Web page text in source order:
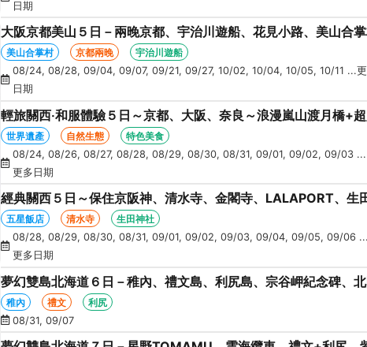
日期
大阪京都美山５日－兩晚京都、宇治川遊船、花見小路、美山合
月橋、奈良朱紅燈籠、奈良梅花鹿、流水瀑布電扶梯
美山合掌村 京都兩晚
宇治川遊船
08/24, 08/28, 09/04, 09/07, 09/21, 09/27, 10/02, 10/04, 10/05, 10/11 ...
日期
輕旅關西‧和服體驗５日～京都、大阪、奈良～浪漫嵐山渡月橋+
花鹿公園
世界遺產 自然生態
特色美食
08/24, 08/26, 08/27, 08/28, 08/29, 08/30, 08/31, 09/01, 09/02, 09/03 ...
更多日期
經典關西５日～保住京阪神、清水寺、金閣寺、LALAPORT、生
五星飯店 清水寺
生田神社
08/28, 08/29, 08/30, 08/31, 09/01, 09/02, 09/03, 09/04, 09/05, 09/06 ...
更多日期
夢幻雙島北海道６日－稚內、禮文島、利尻島、宗谷岬紀念碑、
寒布岬、留萌花田家番屋、紫彩美瑛
稚內 禮文
利尻
08/31, 09/07